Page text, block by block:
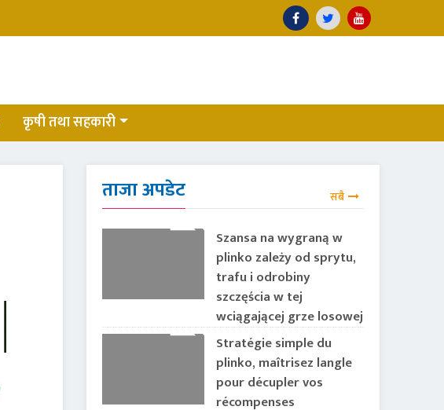
कृषी तथा सहकारी
ताजा अपडेट सबै
Szansa na wygraną w
plinko zależy od sprytu,
trafu i odrobiny
szczęścia w tej
wciągającej grze losowej
Stratégie simple du
plinko, maîtrisez langle
pour décupler vos
récompenses